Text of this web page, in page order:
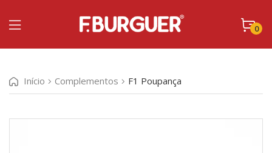
0
Início Complementos F1 Poupança